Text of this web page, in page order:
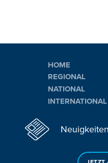
HOME
REGIONAL
NATIONAL
INTERNATIONAL